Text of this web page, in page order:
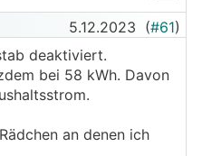
5.12.2023 (#61)
deaktiviert.
bei 58 kWh. Davon
an denen ich